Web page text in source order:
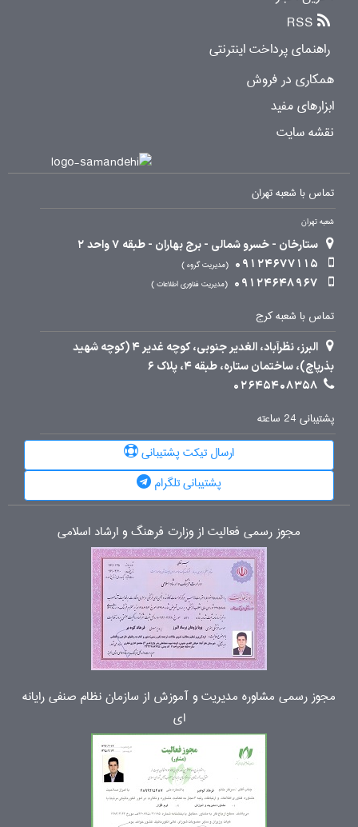
RSS
راهنمای پرداخت اینترنتی
همکاری در فروش
ابزارهای مفید
نقشه سایت
تماس با شعبه تهران
شعبه تهران
ستارخان - خسرو شمالی - برج بهاران - طبقه 7 واحد 2
09124677115
مدیریت گروه
09124648967 مدیریت فناوری اطلاعات
تماس با شعبه کرج
البرز، نظرآباد، الغدیر جنوبی، کوچه غدیر 4 (کوچه شهید
بذرپاچ)، ساختمان ستاره، طبقه 4، پلاک 6
02645408358
پشتیبانی 24 ساعته
ارسال تیکت پشتیبانی
پشتیبانی تلگرام
مجوز رسمی فعالیت از وزارت فرهنگ و ارشاد اسلامی
مجوز رسمی مشاوره مدیریت و آموزش از سازمان نظام صنفی رایانه
ای